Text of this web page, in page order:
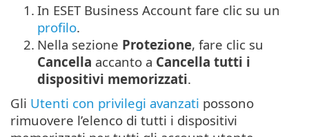
1. In ESET Business Account fare clic su un
profilo.
2. Nella sezione Protezione, fare clic su
Cancella accanto a Cancella tutti i
dispositivi memorizzati.
Gli Utenti con privilegi avanzati possono
rimuovere l’elenco di tutti i dispositivi